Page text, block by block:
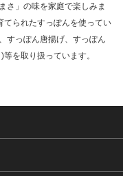
さ」の味を家庭で楽しみま
てられたすっぽんを使ってい
すっぽん唐揚げ、すっぽん
を取り扱っています。